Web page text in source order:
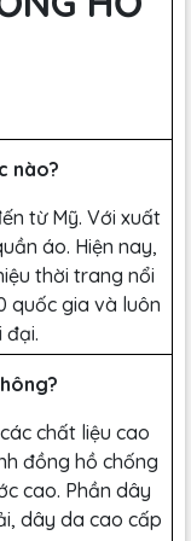
nào?
từ Mỹ. Với xuất
áo. Hiện nay,
thời trang nổi
quốc gia và luôn
đại.
chất liệu cao
đồng hồ chống
cao. Phần dây
dây da cao cấp